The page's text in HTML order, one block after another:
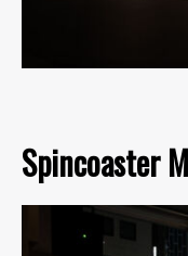
Spincoaster